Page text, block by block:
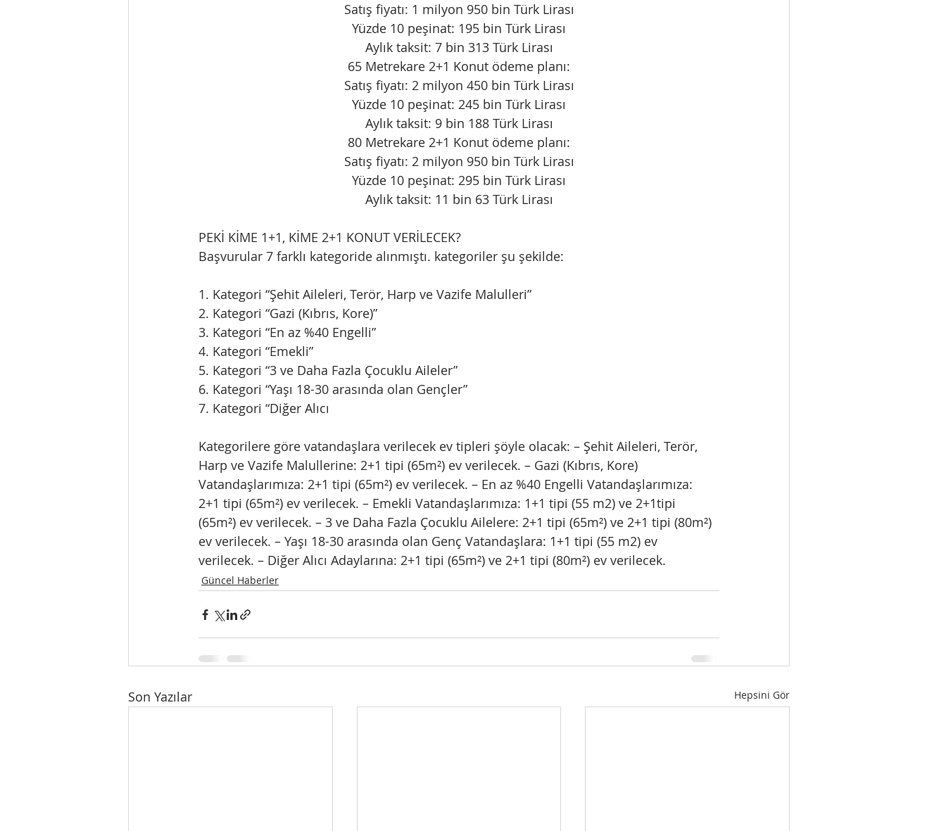
Satış fiyatı: 1 milyon 950 bin Türk Lirası
Yüzde 10 peşinat: 195 bin Türk Lirası
Aylık taksit: 7 bin 313 Türk Lirası
65 Metrekare 2+1 Konut ödeme planı:
Satış fiyatı: 2 milyon 450 bin Türk Lirası
Yüzde 10 peşinat: 245 bin Türk Lirası
Aylık taksit: 9 bin 188 Türk Lirası
80 Metrekare 2+1 Konut ödeme planı:
Satış fiyatı: 2 milyon 950 bin Türk Lirası
Yüzde 10 peşinat: 295 bin Türk Lirası
Aylık taksit: 11 bin 63 Türk Lirası
PEKİ KİME 1+1, KİME 2+1 KONUT VERİLECEK?
Başvurular 7 farklı kategoride alınmıştı. kategoriler şu şekilde:
1. Kategori “Şehit Aileleri, Terör, Harp ve Vazife Malulleri”
2. Kategori “Gazi (Kıbrıs, Kore)”
3. Kategori “En az %40 Engelli”
4. Kategori “Emekli”
5. Kategori “3 ve Daha Fazla Çocuklu Aileler”
6. Kategori “Yaşı 18-30 arasında olan Gençler”
7. Kategori “Diğer Alıcı
Kategorilere göre vatandaşlara verilecek ev tipleri şöyle olacak: – Şehit Aileleri, Terör,
Harp ve Vazife Malullerine: 2+1 tipi (65m²) ev verilecek. – Gazi (Kıbrıs, Kore)
Vatandaşlarımıza: 2+1 tipi (65m²) ev verilecek. – En az %40 Engelli Vatandaşlarımıza:
2+1 tipi (65m²) ev verilecek. – Emekli Vatandaşlarımıza: 1+1 tipi (55 m2) ve 2+1tipi
(65m²) ev verilecek. – 3 ve Daha Fazla Çocuklu Ailelere: 2+1 tipi (65m²) ve 2+1 tipi (80m²)
ev verilecek. – Yaşı 18-30 arasında olan Genç Vatandaşlara: 1+1 tipi (55 m2) ev
verilecek. – Diğer Alıcı Adaylarına: 2+1 tipi (65m²) ve 2+1 tipi (80m²) ev verilecek.
Güncel Haberler
Son Yazılar Hepsini Gör